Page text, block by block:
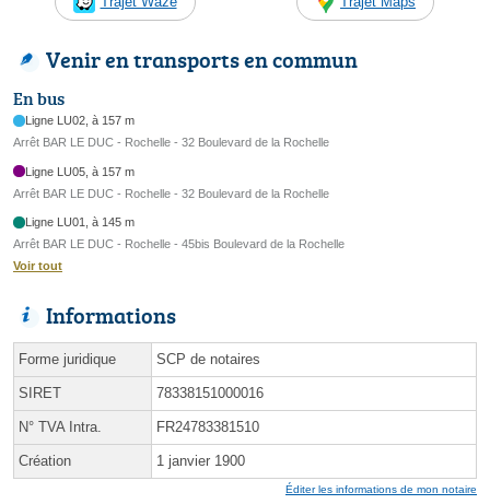
Venir en transports en commun
En bus
Ligne LU02, à 157 m
Arrêt BAR LE DUC - Rochelle - 32 Boulevard de la Rochelle
Ligne LU05, à 157 m
Arrêt BAR LE DUC - Rochelle - 32 Boulevard de la Rochelle
Ligne LU01, à 145 m
Arrêt BAR LE DUC - Rochelle - 45bis Boulevard de la Rochelle
Voir tout
Informations
Forme juridique SCP de notaires
SIRET 78338151000016
N° TVA Intra. FR24783381510
Création 1 janvier 1900
Éditer les informations de mon notaire